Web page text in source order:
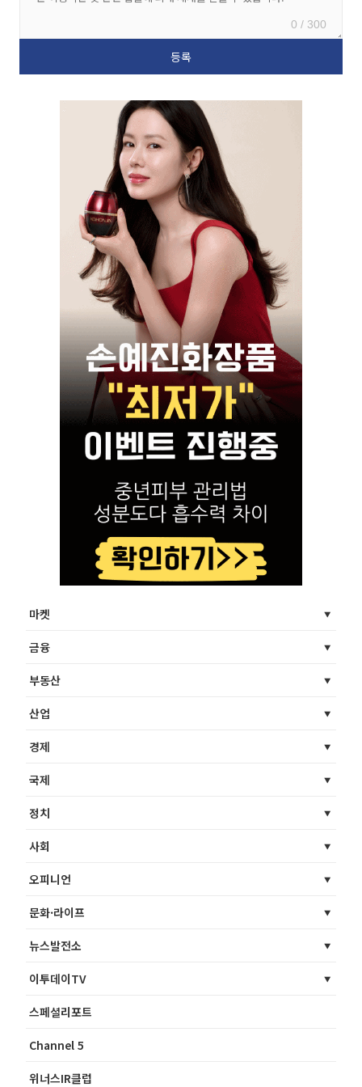
0 / 300
마켓
금융
부동산
산업
경제
국제
정치
사회
오피니언
문화·라이프
뉴스발전소
이투데이TV
스페셜리포트
Channel 5
위너스IR클럽